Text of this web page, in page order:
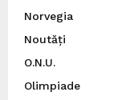
Norvegia
Noutăți
O.N.U.
Olimpiade